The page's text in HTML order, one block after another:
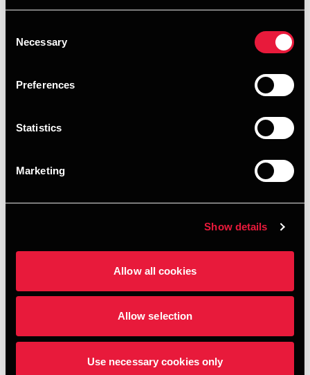
Selection
Necessary
Preferences
Statistics
Marketing
Show details
Allow all cookies
Allow selection
Use necessary cookies only
Leverandørerklæring
Stående leverandørerklæring
En leverandørerklæring er den mest anvendte metode ved
på fakturaen eller i et bilag til denne erklærer, at varen er
fremstillet eller forarbejdet i Storbritannien. Erklæringens
leverandørerklæring anvendes, når den samme varer
samme som for en enkeltstående erklæring
Når import sker på baggrund af importørens kendskab,
fremgangsmåde som vi sjældent anbefaler på grund af
risikoen for at ifalde strafansvar, hvis det viser sig, at
oplysningerne ikke er korrekte.
Stor betydning